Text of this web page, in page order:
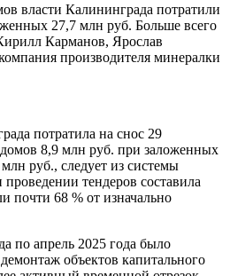
власти Калининграда потратили
27,7 млн руб. Больше всего
Карманов, Ярослав
производителя минералки
потратила на снос 29
8,9 млн руб. при заложенных
руб., следует из системы
тендеров составила
почти 68 % от изначально
по апрель 2025 года было
объектов капитального